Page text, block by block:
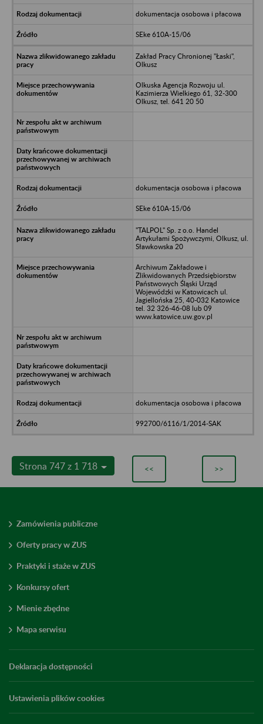
dokumentacja osobowa i płacowa
SEke 610A-15/06
Zakład Pracy Chronionej "Łaski",
Olkusz
Olkuska Agencja Rozwoju ul.
Kazimierza Wielkiego 61, 32-300
Olkusz, tel. 641 20 50
dokumentacja osobowa i płacowa
SEke 610A-15/06
"TALPOL" Sp. z o.o. Handel
Artykułami Spożywczymi, Olkusz, ul.
Sławkowska 20
Archiwum Zakładowe i
Zlikwidowanych Przedsiębiorstw
Państwowych Śląski Urząd
Wojewódzki w Katowicach ul.
Jagiellońska 25, 40-032 Katowice
tel. 32 326-46-08 lub 09
www.katowice.uw.gov.pl
dokumentacja osobowa i płacowa
992700/6116/1/2014-SAK
Strona 747 z 1 718 << >>
Zamówienia publiczne
Oferty pracy w ZUS
Praktyki i staże w ZUS
Konkursy ofert
Mienie zbędne
Mapa serwisu
Deklaracja dostępności
Ustawienia plików cookies